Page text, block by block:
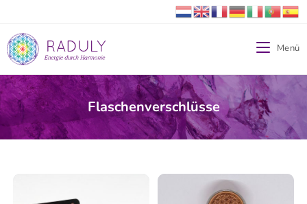
Menü
Flaschenverschlüsse